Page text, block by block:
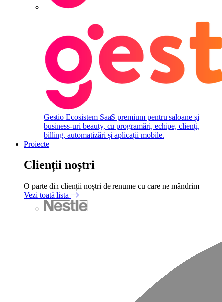
Gestio Ecosistem SaaS premium pentru saloane și
business-uri beauty, cu programări, echipe, clienți,
billing, automatizări și aplicații mobile.
Proiecte
Clienții noștri
O parte din clienții noștri de renume cu care ne mândrim
Vezi toată lista